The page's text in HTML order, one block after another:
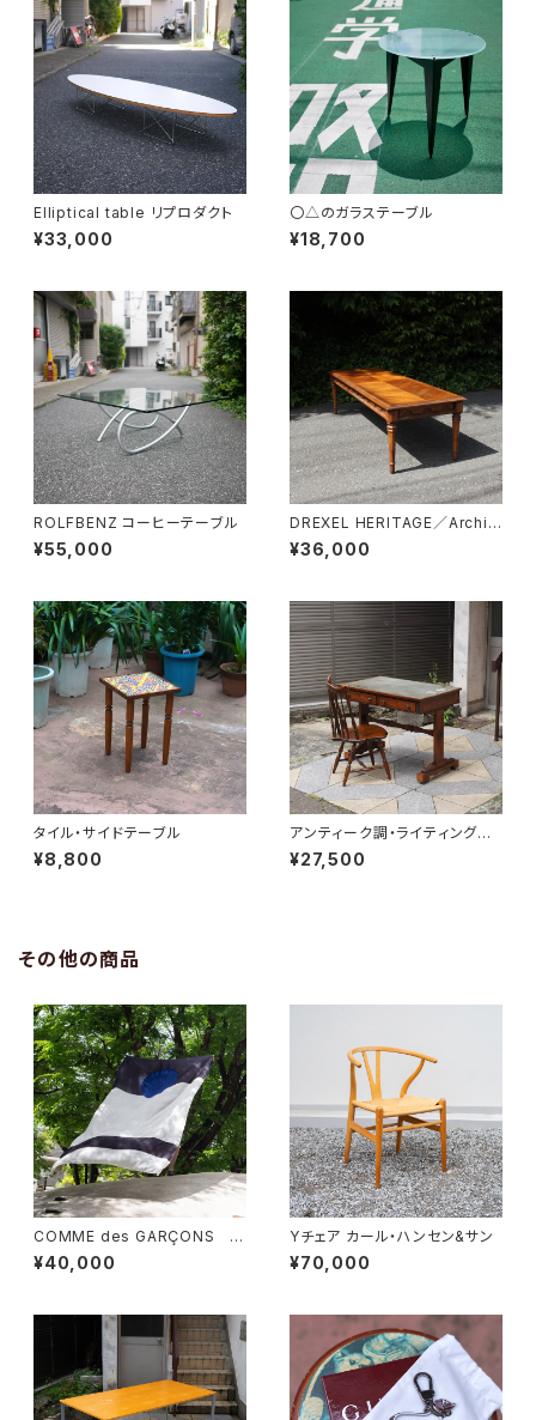
Elliptical table リプロダクト
¥33,000
〇△のガラステーブル
¥18,700
ROLFBENZ コーヒーテーブル
¥55,000
DREXEL HERITAGE／Archit
ectual Low Table
¥36,000
タイル・サイドテーブル
¥8,800
アンティーク調・ライティングデ
スク
¥27,500
その他の商品
COMME des GARÇONS 一
枚布
¥40,000
Yチェア カール・ハンセン&サン
¥70,000